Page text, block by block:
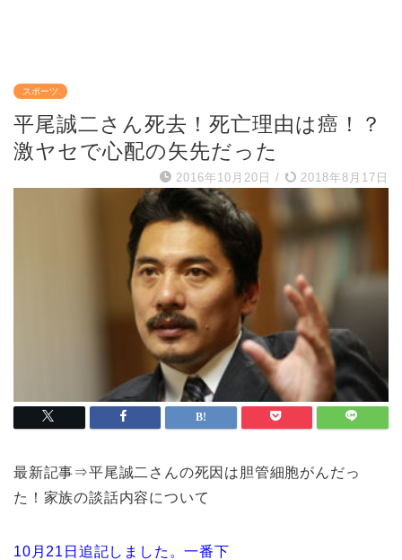
スポーツ
平尾誠二さん死去！死亡理由は癌！？
激ヤセで心配の矢先だった
2016年10月20日 / 2018年8月17日
最新記事⇒平尾誠二さんの死因は胆管細胞がんだっ
た！家族の談話内容について
10月21日追記しました。一番下